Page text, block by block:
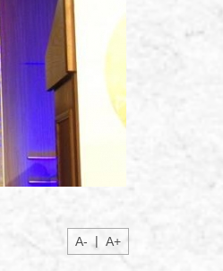
A- | A+